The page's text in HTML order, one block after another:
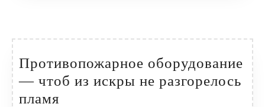
Противопожарное оборудование
— чтоб из искры не разгорелось
пламя